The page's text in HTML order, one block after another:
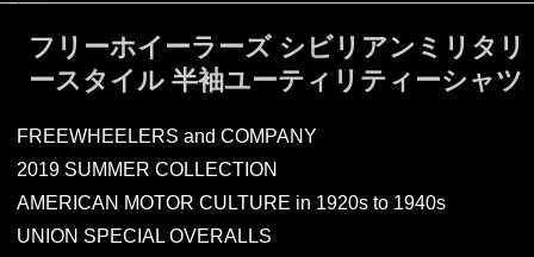
フリーホイーラーズ シビリアンミリタリ
ースタイル 半袖ユーティリティーシャツ
FREEWHEELERS and COMPANY
2019 SUMMER COLLECTION
AMERICAN MOTOR CULTURE in 1920s to 1940s
UNION SPECIAL OVERALLS